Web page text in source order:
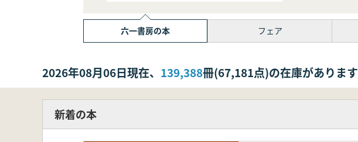
六一書房の本 フェア
2026年08月06日現在、 139,388冊(67,181点)の在庫があります
新着の本